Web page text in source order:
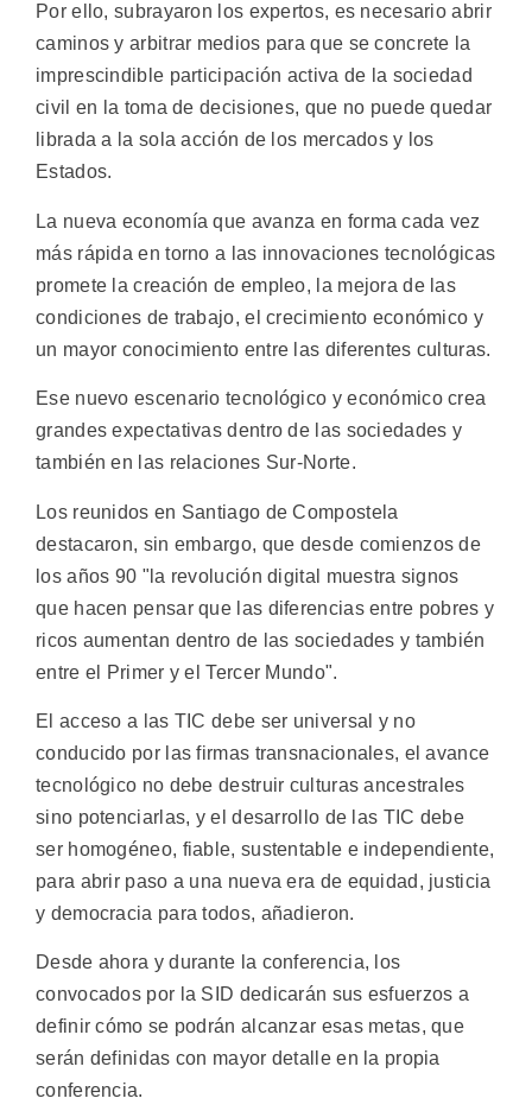
Por ello, subrayaron los expertos, es necesario abrir
caminos y arbitrar medios para que se concrete la
imprescindible participación activa de la sociedad
civil en la toma de decisiones, que no puede quedar
librada a la sola acción de los mercados y los
Estados.
La nueva economía que avanza en forma cada vez
más rápida en torno a las innovaciones tecnológicas
promete la creación de empleo, la mejora de las
condiciones de trabajo, el crecimiento económico y
un mayor conocimiento entre las diferentes culturas.
Ese nuevo escenario tecnológico y económico crea
grandes expectativas dentro de las sociedades y
también en las relaciones Sur-Norte.
Los reunidos en Santiago de Compostela
destacaron, sin embargo, que desde comienzos de
los años 90 "la revolución digital muestra signos
que hacen pensar que las diferencias entre pobres y
ricos aumentan dentro de las sociedades y también
entre el Primer y el Tercer Mundo".
El acceso a las TIC debe ser universal y no
conducido por las firmas transnacionales, el avance
tecnológico no debe destruir culturas ancestrales
sino potenciarlas, y el desarrollo de las TIC debe
ser homogéneo, fiable, sustentable e independiente,
para abrir paso a una nueva era de equidad, justicia
y democracia para todos, añadieron.
Desde ahora y durante la conferencia, los
convocados por la SID dedicarán sus esfuerzos a
definir cómo se podrán alcanzar esas metas, que
serán definidas con mayor detalle en la propia
conferencia.